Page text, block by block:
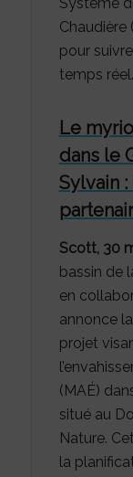
Chaudière
pour
temps réel.
Le
dans le
Sylvain
Scott, 30
bassin de
en
annonce
projet
(MAÉ)
situé au
Nature.
la